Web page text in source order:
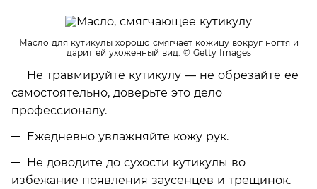
Масло для кутикулы хорошо смягчает кожицу вокруг ногтя и
дарит ей ухоженный вид. © Getty Images
Не травмируйте кутикулу — не обрезайте ее
самостоятельно, доверьте это дело
профессионалу.
Ежедневно увлажняйте кожу рук.
Не доводите до сухости кутикулы во
избежание появления заусенцев и трещинок.